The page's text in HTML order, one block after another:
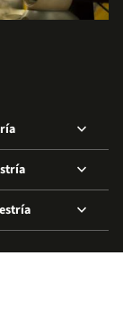
keyboard_arrow_down
keyboard_arrow_down
keyboard_arrow_down